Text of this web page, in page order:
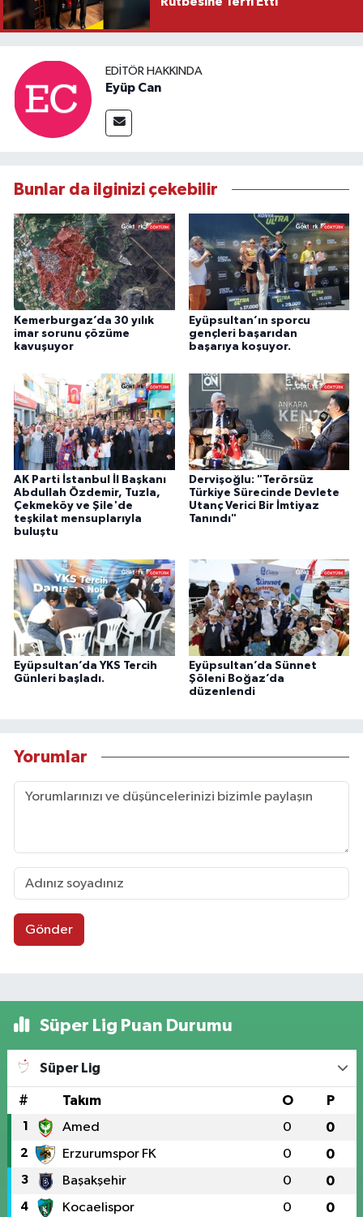
EDITÖR HAKKINDA
Eyüp Can
Bunlar da ilginizi çekebilir
Kemerburgaz’da 30 yılık
imar sorunu çözüme
kavuşuyor
Eyüpsultan’ın sporcu
gençleri başarıdan
başarıya koşuyor.
AK Parti İstanbul İl Başkanı
Abdullah Özdemir, Tuzla,
Çekmeköy ve Şile'de
teşkilat mensuplarıyla
buluştu
Dervişoğlu: "Terörsüz
Türkiye Sürecinde Devlete
Utanç Verici Bir İmtiyaz
Tanındı"
Eyüpsultan’da YKS Tercih
Günleri başladı.
Eyüpsultan’da Sünnet
Şöleni Boğaz’da
düzenlendi
Yorumlar
Gönder
Süper Lig Puan Durumu
Süper Lig
# Takım O P
1 Amed 0 0
2 Erzurumspor FK 0 0
3 Başakşehir 0 0
4 Kocaelispor 0 0